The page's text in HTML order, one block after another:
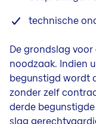
technische
De grondslag
noodzaak. Indien
begunstigd wordt
zonder zelf
derde
slag